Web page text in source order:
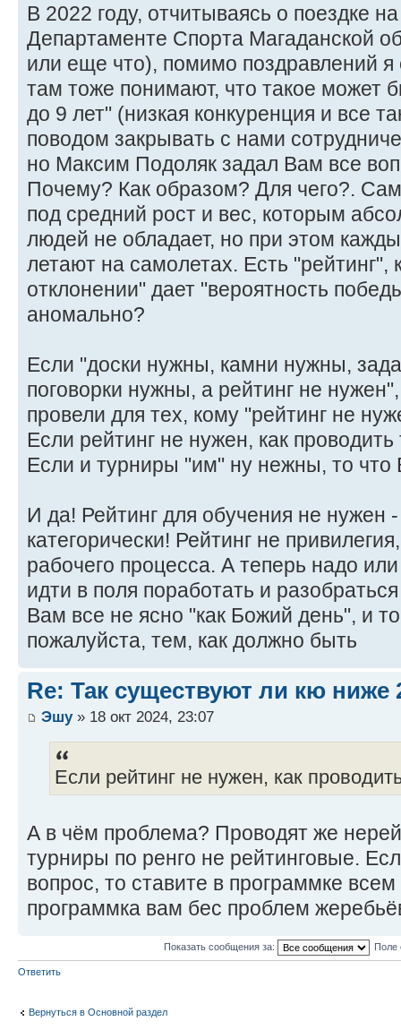
В 2022 году, отчитываясь о поездке
Департаменте Спорта Магаданской
или еще что), помимо поздравлений я
там тоже понимают, что такое может
до 9 лет" (низкая конкуренция и все
поводом закрывать с нами
но Максим Подоляк задал Вам все
Почему? Как образом? Для чего?.
под средний рост и вес, которым
людей не обладает, но при этом
летают на самолетах. Есть
отклонении" дает "вероятность
аномально?
Если "доски нужны, камни нужны,
поговорки нужны, а рейтинг не
провели для тех, кому "рейтинг не
Если рейтинг не нужен, как проводить
Если и турниры "им" ну нежны, то что
И да! Рейтинг для обучения не нужен
категорически! Рейтинг не
рабочего процесса. А теперь надо
идти в поля поработать и
Вам все не ясно "как Божий день", и
пожалуйста, тем, как должно быть
Re: Так существуют ли кю ниже
Эшу» 18 окт 2024, 23:07
Если рейтинг не нужен, как
А в чём проблема? Проводят же
турниры по ренго не рейтинговые.
вопрос, то ставите в программке
программка вам бес проблем
Показать сообщения за: Поле
Ответить
Вернуться в Основной раздел